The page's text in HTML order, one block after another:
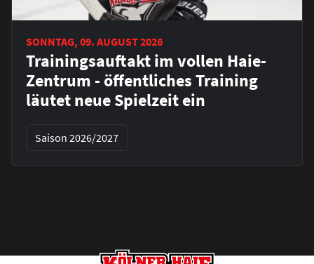
SONNTAG, 09. AUGUST 2026
Trainingsauftakt im vollen Haie-
Zentrum - öffentliches Training
läutet neue Spielzeit ein
Saison 2026/2027